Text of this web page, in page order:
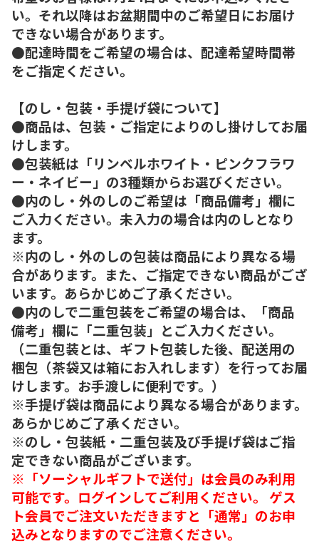
い。それ以降はお盆期間中のご希望日にお届け
できない場合があります。
●配達時間をご希望の場合は、配達希望時間帯
をご指定ください。
【のし・包装・手提げ袋について】
●商品は、包装・ご指定によりのし掛けしてお届
けします。
●包装紙は「リンベルホワイト・ピンクフラワ
ー・ネイビー」の3種類からお選びください。
●内のし・外のしのご希望は「商品備考」欄に
ご入力ください。未入力の場合は内のしとなり
ます。
※内のし・外のしの包装は商品により異なる場
合があります。また、ご指定できない商品がござ
います。あらかじめご了承ください。
●内のしで二重包装をご希望の場合は、「商品
備考」欄に「二重包装」とご入力ください。
（二重包装とは、ギフト包装した後、配送用の
梱包（茶袋又は箱にお入れします）を行ってお届
けします。お手渡しに便利です。）
※手提げ袋は商品により異なる場合があります。
あらかじめご了承ください。
※のし・包装紙・二重包装及び手提げ袋はご指
定できない商品がございます。
※「ソーシャルギフトで送付」は会員のみ利用
可能です。ログインしてご利用ください。 ゲス
ト会員でご注文いただきますと「通常」のお申
込みとなりますのでご注意ください。